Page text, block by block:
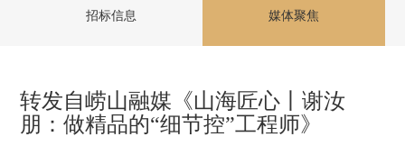
招标信息 媒体聚焦
转发自崂山融媒《山海匠心丨谢汝
朋：做精品的“细节控”工程师》